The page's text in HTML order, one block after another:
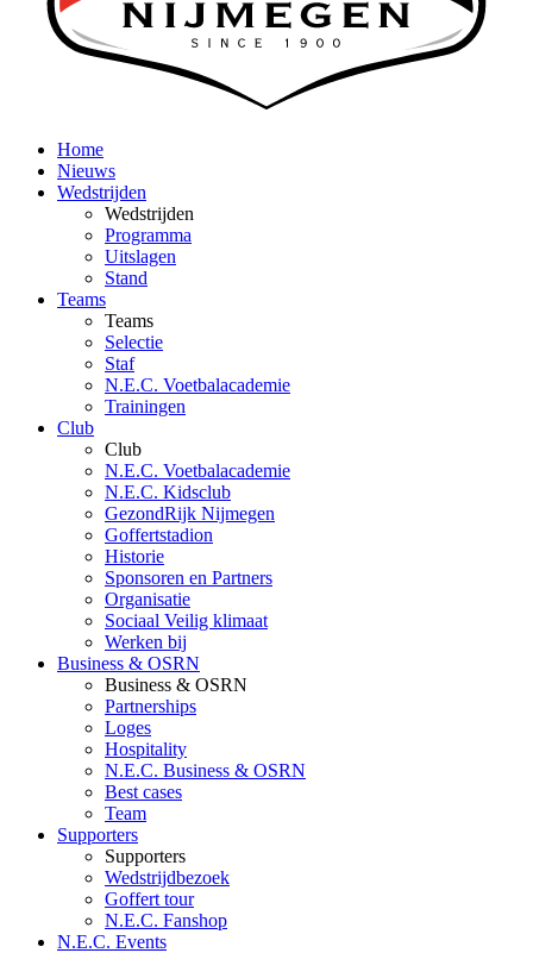
Home
Nieuws
Wedstrijden
Wedstrijden
Programma
Uitslagen
Stand
Teams
Teams
Selectie
Staf
N.E.C. Voetbalacademie
Trainingen
Club
Club
N.E.C. Voetbalacademie
N.E.C. Kidsclub
GezondRijk Nijmegen
Goffertstadion
Historie
Sponsoren en Partners
Organisatie
Sociaal Veilig klimaat
Werken bij
Business & OSRN
Business & OSRN
Partnerships
Loges
Hospitality
N.E.C. Business & OSRN
Best cases
Team
Supporters
Supporters
Wedstrijdbezoek
Goffert tour
N.E.C. Fanshop
N.E.C. Events